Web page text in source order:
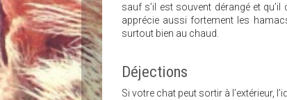
sauf s’il est souvent dérangé et
apprécie aussi fortement les
surtout bien au chaud.
Déjections
Si votre chat peut sortir à l’extérieur,